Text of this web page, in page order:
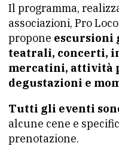
Il programma,
associazioni, Pro
propone escursioni
teatrali, concerti,
mercatini, attività
degustazioni e
Tutti gli eventi
alcune cene e
prenotazione.